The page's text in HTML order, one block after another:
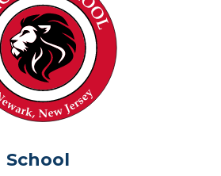
School